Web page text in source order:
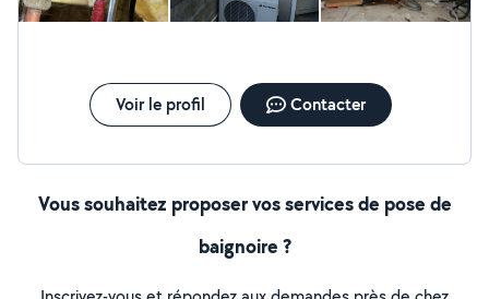
Voir le profil Contacter
Vous souhaitez proposer vos services de pose de
baignoire ?